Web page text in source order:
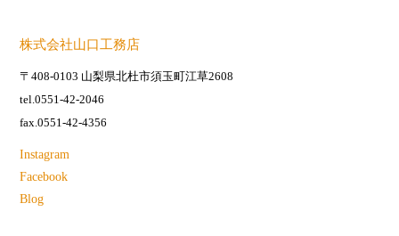
株式会社山口工務店
〒408-0103 山梨県北杜市須玉町江草2608
tel.0551-42-2046
fax.0551-42-4356
Instagram
Facebook
Blog